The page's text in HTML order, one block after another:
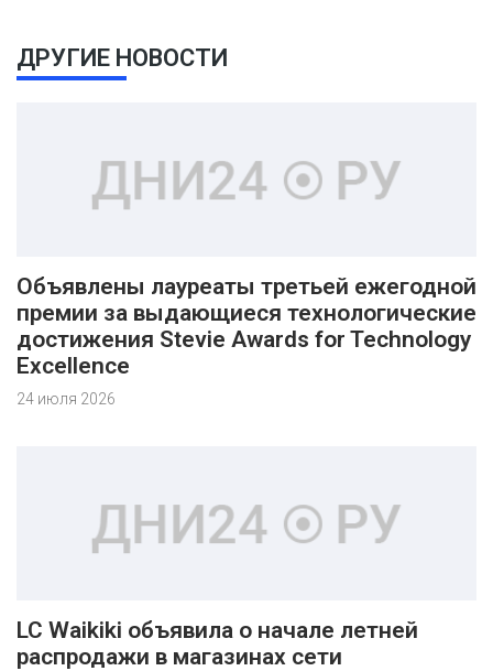
ДРУГИЕ НОВОСТИ
Объявлены лауреаты третьей ежегодной
премии за выдающиеся технологические
достижения Stevie Awards for Technology
Excellence
24 июля 2026
LC Waikiki объявила о начале летней
распродажи в магазинах сети